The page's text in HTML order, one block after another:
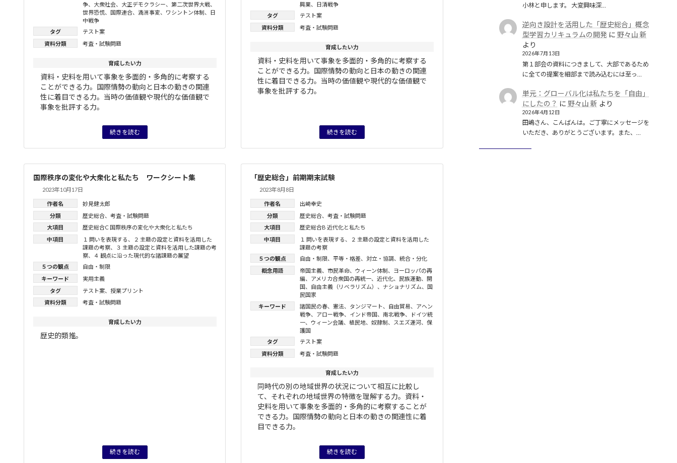
タグ テスト案
争、 大衆社会、 大正デモクラシー、 第二次世界大戦、
世界恐慌、 国際連合、 満洲事変、 ワシントン体制、
日
中戦争
資料分類 考査・試験問題
続きを読む
育成したい力
資料・史料を用いて事象を多面的・多角的に考察する
ことができる力。国際情勢の動向と日本の動きの関連
性に着目できる力。当時の価値観や現代的な価値観で
事象を批評する力。
タグ テスト案
興業、 日清戦争
資料分類 考査・試験問題
続きを読む
育成したい力
資料・史料を用いて事象を多面的・多角的に考察する
ことができる力。国際情勢の動向と日本の動きの関連
性に着目できる力。当時の価値観や現代的な価値観で
事象を批評する力。
国際秩序の変化や大衆化と私たち ワークシート集
2023年10月17日
タグ テスト案、 授業プリント
作者名 妙見健太郎
大項目
歴史総合C 国際秩序の変化や大衆化と私たち
中項目
１ 問いを表現する、
２ 主題の設定と資料を活用した
課題の考察、
３ 主題の設定と資料を活用した課題の考
察、
４ 観点に沿った現代的な諸課題の展望
５つの観点
自由・制限
キーワード
実用主義
分類 歴史総合、 考査・試験問題
資料分類 考査・試験問題
続きを読む
育成したい力
歴史的類推。
「歴史総合」前期期末試験
2023年8月8日
タグ テスト案
作者名 出崎幸史
大項目
歴史総合B 近代化と私たち
中項目
１ 問いを表現する、
２ 主題の設定と資料を活用した
課題の考察
５つの観点
自由・制限、 平等・格差、 対立・協調、 統合・分化
概念用語
帝国主義、 市民革命、 ウィーン体制、 ヨーロッパの再
編、 アメリカ合衆国の再統一、 近代化、 民族運動、 開
国、 自由主義（リベラリズム） 、 ナショナリズム、 国
民国家
キーワード
諸国民の春、 憲法、 タンジマート、 自由貿易、 アヘン
戦争、 アロー戦争、 インド帝国、 南北戦争、
ドイツ統
一、 ウィーン会議、 植民地、 奴隷制、 スエズ運河、 保
護国
分類 歴史総合、 考査・試験問題
資料分類 考査・試験問題
続きを読む
育成したい力
同時代の別の地域世界の状況について相互に比較し
て、それぞれの地域世界の特徴を理解する力。資料・
史料を用いて事象を多面的・多角的に考察することが
できる力。国際情勢の動向と日本の動きの関連性に着
目できる力。
小林と申します。 大変興味深…
逆向き設計を活用した「歴史総合」概念
型学習カリキュラムの開発に 野々山 新
より
2026年7月13日
第１部会の資料につきまして、大部であるため
に全ての提案を細部まで読み込むには至っ…
単元：グローバル化は私たちを「自由」
にしたの？ に 野々山 新 より
2026年4月12日
田嶋さん、こんばんは。ご丁寧にメッセージを
いただき、ありがとうございます。また、…